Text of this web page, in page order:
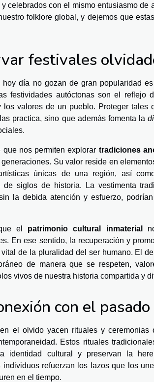
celebrados con el mismo entusiasmo de
folklore global, y dejemos que
festivales
día no gozan de gran popularidad
festividades autóctonas son el reflejo
valores de un pueblo. Proteger tales
practica, sino que además fomenta la
nos permiten explorar tradiciones
Su valor reside en
únicas de una región, así
siglos de historia. La vestimenta
la debida atención y esfuerzo,
el patrimonio cultural inmaterial
En ese sentido, la recuperación y
de la pluralidad del ser humano. El
de manera que se respeten,
vivos de nuestra historia compartida y
con el pasado
el olvido yacen rituales y ceremonias
Estos rituales
identidad cultural y preservan la
refuerzan los lazos que los
en el tiempo.